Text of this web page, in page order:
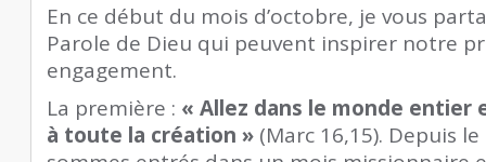
En ce début du mois d’octobre, je vous
Parole de Dieu qui peuvent inspirer notre
engagement.
La première : « Allez dans le monde entier
à toute la création » (Marc 16,15). Depuis le